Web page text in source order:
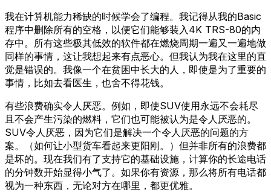
我在计算机能力稀缺的时候学会了编程。我记得从我的Basic
程序中删除所有的空格，以便它们能够装入4K TRS-80的内
存中。所有这些极其低效的软件都在燃烧周期一遍又一遍地做
同样的事情，这让我想起来有点恶心。但我认为我在这里的直
觉是错误的。我像一个在贫困中长大的人，即使是为了重要的
事情，比如去看医生，也舍不得花钱。
有些浪费确实令人厌恶。例如，即使SUV使用永远不会耗尽
且不会产生污染的燃料，它们也可能被认为是令人厌恶的。
SUV令人厌恶，因为它们是解决一个令人厌恶的问题的方
案。（如何让小型货车看起来更阳刚。）但并非所有的浪费都
是坏的。现在我们有了支持它的基础设施，计算你的长途电话
的分钟数开始显得小气了。如果你有资源，那么将所有电话都
视为一种东西，无论对方在哪里，都更优雅。